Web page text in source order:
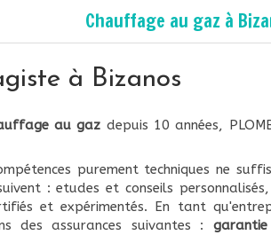
Chauffage au gaz à
à Bizanos
au gaz depuis 10 années,
purement techniques ne
: etudes et conseils
et expérimentés. En tant
des assurances suivantes :